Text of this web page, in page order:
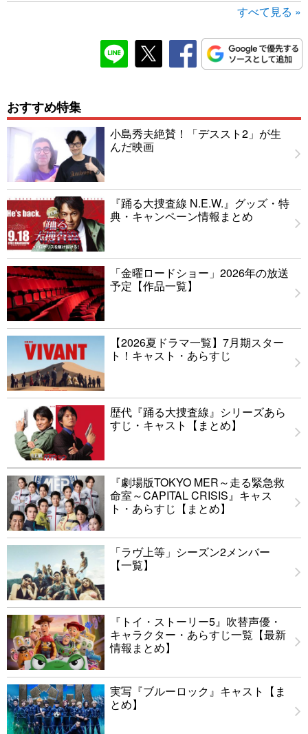
すべて見る »
おすすめ特集
小島秀夫絶賛！「デススト2」が生
んだ映画
『踊る大捜査線 N.E.W.』グッズ・特
典・キャンペーン情報まとめ
「金曜ロードショー」2026年の放送
予定【作品一覧】
【2026夏ドラマ一覧】7月期スター
ト！キャスト・あらすじ
歴代『踊る大捜査線』シリーズあら
すじ・キャスト【まとめ】
『劇場版TOKYO MER～走る緊急救
命室～CAPITAL CRISIS』キャス
ト・あらすじ【まとめ】
「ラヴ上等」シーズン2メンバー
【一覧】
『トイ・ストーリー5』吹替声優・
キャラクター・あらすじ一覧【最新
情報まとめ】
実写『ブルーロック』キャスト【ま
とめ】